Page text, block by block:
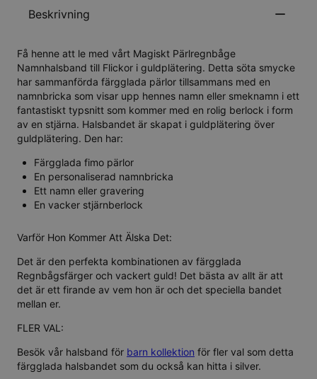
Beskrivning
Få henne att le med vårt Magiskt Pärlregnbåge
Namnhalsband till Flickor i guldplätering. Detta söta smycke
har sammanförda färgglada pärlor tillsammans med en
namnbricka som visar upp hennes namn eller smeknamn i ett
fantastiskt typsnitt som kommer med en rolig berlock i form
av en stjärna. Halsbandet är skapat i guldplätering över
guldplätering. Den har:
Färgglada fimo pärlor
En personaliserad namnbricka
Ett namn eller gravering
En vacker stjärnberlock
Varför Hon Kommer Att Älska Det:
Det är den perfekta kombinationen av färgglada
Regnbågsfärger och vackert guld! Det bästa av allt är att
det är ett firande av vem hon är och det speciella bandet
mellan er.
FLER VAL:
Besök vår halsband för barn kollektion för fler val som detta
färgglada halsbandet som du också kan hitta i silver.